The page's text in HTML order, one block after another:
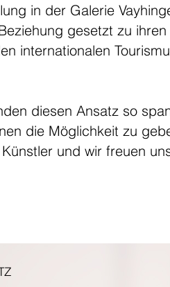
in der Galerie
gesetzt zu
internationalen
diesen Ansatz so
die Möglichkeit zu
und wir freuen